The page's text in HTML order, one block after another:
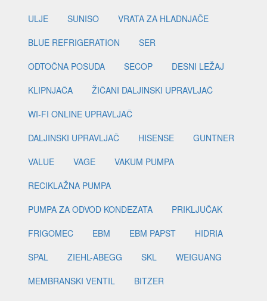
ULJE
SUNISO
VRATA ZA HLADNJAČE
BLUE REFRIGERATION
SER
ODTOČNA POSUDA
SECOP
DESNI LEŽAJ
KLIPNJAČA
ŽIČANI DALJINSKI UPRAVLJAČ
WI-FI ONLINE UPRAVLJAČ
DALJINSKI UPRAVLJAČ
HISENSE
GUNTNER
VALUE
VAGE
VAKUM PUMPA
RECIKLAŽNA PUMPA
PUMPA ZA ODVOD KONDEZATA
PRIKLJUČAK
FRIGOMEC
EBM EBM PAPST
HIDRIA
SPAL
ZIEHL-ABEGG SKL
WEIGUANG
MEMBRANSKI VENTIL
BITZER